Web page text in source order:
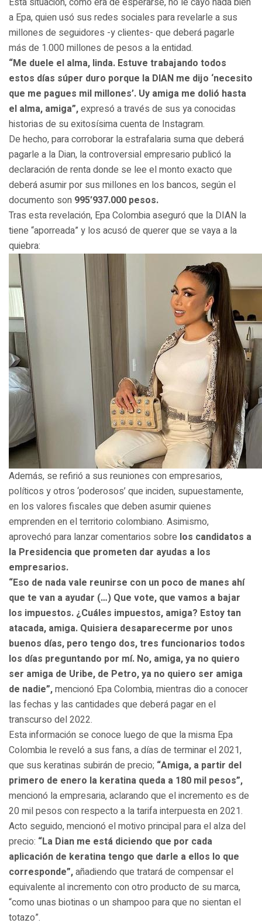
a Epa, quien usó sus redes sociales para revelarle a sus
millones de seguidores -y clientes- que deberá pagarle
más de 1.000 millones de pesos a la entidad.
“Me duele el alma, linda. Estuve trabajando todos
estos días súper duro porque la DIAN me dijo ‘necesito
que me pagues mil millones’. Uy amiga me dolió hasta
el alma, amiga”,expresó a través de sus ya conocidas
historias de su exitosísima cuenta de Instagram.
De hecho, para corroborar la estrafalaria suma que deberá
pagarle a la Dian, la controversial empresario publicó la
declaración de renta donde se lee el monto exacto que
deberá asumir por sus millones en los bancos, según el
documento son 995′937.000 pesos.
Tras esta revelación, Epa Colombia aseguró que la DIAN la
tiene “aporreada” y los acusó de querer que se vaya a la
quiebra:
Además, se refirió a sus reuniones con empresarios,
políticos y otros ‘poderosos’ que inciden, supuestamente,
en los valores fiscales que deben asumir quienes
emprenden en el territorio colombiano. Asimismo,
aprovechó para lanzar comentarios sobre los candidatos a
la Presidencia que prometen dar ayudas a los
empresarios.
“Eso de nada vale reunirse con un poco de manes ahí
que te van a ayudar (…) Que vote, que vamos a bajar
los impuestos. ¿Cuáles impuestos, amiga? Estoy tan
atacada, amiga. Quisiera desaparecerme por unos
buenos días, pero tengo dos, tres funcionarios todos
los días preguntando por mí. No, amiga, ya no quiero
ser amiga de Uribe, de Petro, ya no quiero ser amiga
de nadie”,mencionó Epa Colombia, mientras dio a conocer
las fechas y las cantidades que deberá pagar en el
transcurso del 2022.
Esta información se conoce luego de que la misma Epa
Colombia le reveló a sus fans, a días de terminar el 2021,
que sus keratinas subirán de precio; “Amiga, a partir del
primero de enero la keratina queda a 180 mil pesos”,
mencionó la empresaria, aclarando que el incremento es de
20 mil pesos con respecto a la tarifa interpuesta en 2021.
Acto seguido, mencionó el motivo principal para el alza del
precio: “La Dian me está diciendo que por cada
aplicación de keratina tengo que darle a ellos lo que
corresponde”,añadiendo que tratará de compensar el
equivalente al incremento con otro producto de su marca,
“como unas biotinas o un shampoo para que no sientan el
totazo”.